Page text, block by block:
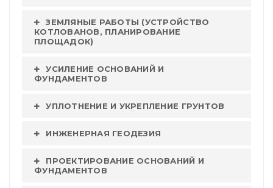
ЗЕМЛЯНЫЕ РАБОТЫ (УСТРОЙСТВО
КОТЛОВАНОВ, ПЛАНИРОВАНИЕ
ПЛОЩАДОК)
УСИЛЕНИЕ ОСНОВАНИЙ И
ФУНДАМЕНТОВ
УПЛОТНЕНИЕ И УКРЕПЛЕНИЕ ГРУНТОВ
ИНЖЕНЕРНАЯ ГЕОДЕЗИЯ
ПРОЕКТИРОВАНИЕ ОСНОВАНИЙ И
ФУНДАМЕНТОВ